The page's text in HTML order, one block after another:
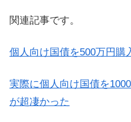
関連記事です。
個人向け国債を500万円購
実際に個人向け国債を
が超凄かった